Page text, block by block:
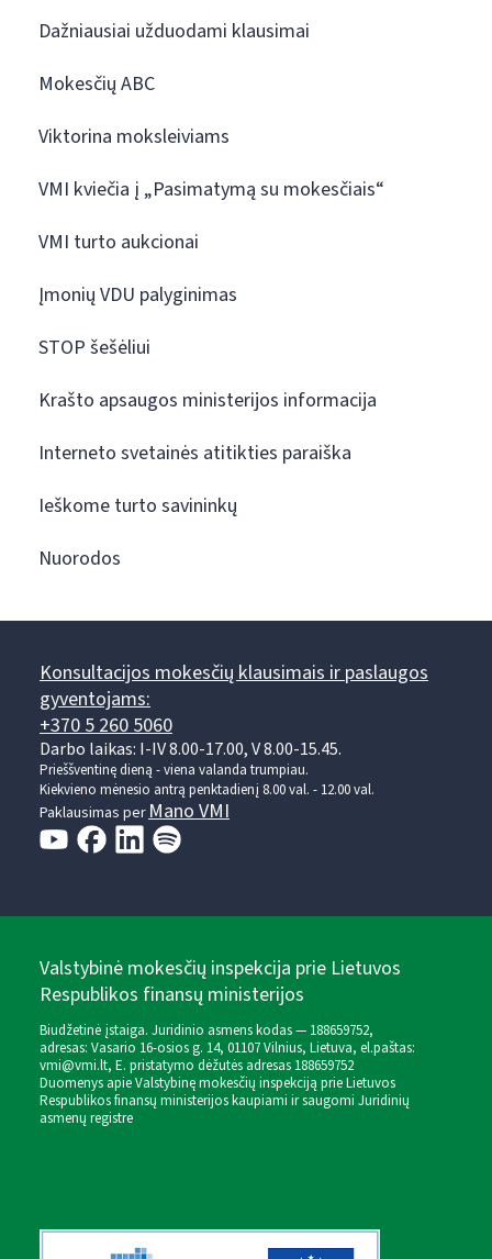
Dažniausiai užduodami klausimai
Mokesčių ABC
Viktorina moksleiviams
VMI kviečia į „Pasimatymą su mokesčiais“
VMI turto aukcionai
Įmonių VDU palyginimas
STOP šešėliui
Krašto apsaugos ministerijos informacija
Interneto svetainės atitikties paraiška
Ieškome turto savininkų
Nuorodos
Konsultacijos mokesčių klausimais ir paslaugos
gyventojams:
+370 5 260 5060
Darbo laikas: I-IV 8.00-17.00, V 8.00-15.45.
Prieššventinę dieną - viena valanda trumpiau.
Kiekvieno mėnesio antrą penktadienį 8.00 val. - 12.00 val.
Paklausimas per Mano VMI
Valstybinė mokesčių inspekcija prie Lietuvos
Respublikos finansų ministerijos
Biudžetinė įstaiga. Juridinio asmens kodas — 188659752,
adresas: Vasario 16-osios g. 14, 01107 Vilnius, Lietuva, el.paštas:
vmi@vmi.lt, E. pristatymo dėžutės adresas 188659752
Duomenys apie Valstybinę mokesčių inspekciją prie Lietuvos
Respublikos finansų ministerijos kaupiami ir saugomi Juridinių
asmenų registre